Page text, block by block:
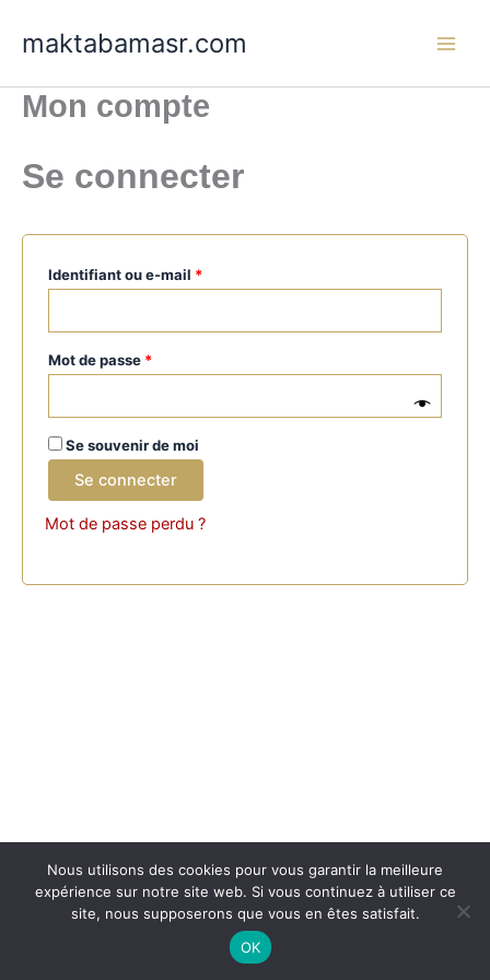
maktabamasr.com
Mon compte
Se connecter
Identifiant ou e-mail *
Mot de passe *
Se souvenir de moi
Se connecter
Mot de passe perdu ?
Copyright © 2026 maktabamasr.com | Propulsé par Thème
WordPress Astra
Nous utilisons des cookies pour vous garantir la meilleure
expérience sur notre site web. Si vous continuez à utiliser ce
site, nous supposerons que vous en êtes satisfait.
OK